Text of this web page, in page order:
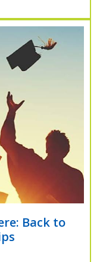
Back to